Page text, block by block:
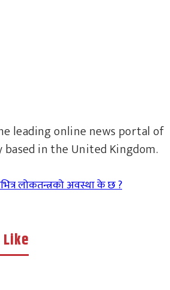
leading online news portal of
in the United Kingdom.
लोकतन्त्रको अवस्था के छ ?